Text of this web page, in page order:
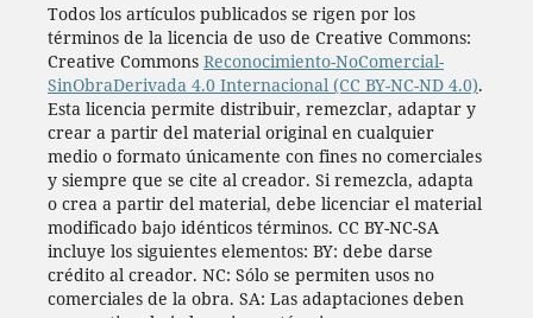
Todos los artí­culos publicados se rigen por los
términos de la licencia de uso de Creative Commons:
Creative Commons Reconocimiento-NoComercial-
SinObraDerivada 4.0 Internacional (CC BY-NC-ND 4.0).
Esta licencia permite distribuir, remezclar, adaptar y
crear a partir del material original en cualquier
medio o formato únicamente con fines no comerciales
y siempre que se cite al creador. Si remezcla, adapta
o crea a partir del material, debe licenciar el material
modificado bajo idénticos términos. CC BY-NC-SA
incluye los siguientes elementos: BY: debe darse
crédito al creador. NC: Sólo se permiten usos no
comerciales de la obra. SA: Las adaptaciones deben